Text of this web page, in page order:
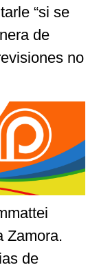
“si se
de
no
Zamora.
de